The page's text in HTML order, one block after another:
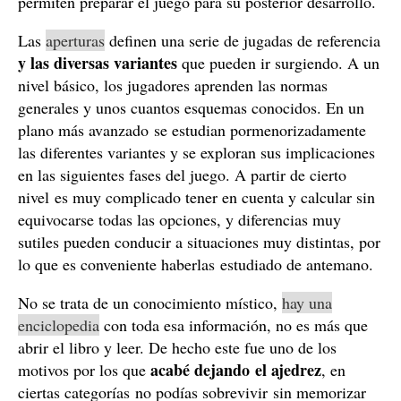
Las aperturas definen una serie de jugadas de referencia
y las diversas variantes que pueden ir surgiendo. A un
nivel básico, los jugadores aprenden las normas
generales y unos cuantos esquemas conocidos. En un
plano más avanzado se estudian pormenorizadamente
las diferentes variantes y se exploran sus implicaciones
en las siguientes fases del juego. A partir de cierto
nivel es muy complicado tener en cuenta y calcular sin
equivocarse todas las opciones, y diferencias muy
sutiles pueden conducir a situaciones muy distintas, por
lo que es conveniente haberlas estudiado de antemano.
No se trata de un conocimiento místico, hay una
enciclopedia con toda esa información, no es más que
abrir el libro y leer. De hecho este fue uno de los
motivos por los que acabé dejando el ajedrez, en
ciertas categorías no podías sobrevivir sin memorizar